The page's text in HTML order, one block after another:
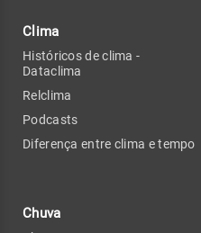
Clima
Históricos de clima -
Dataclima
Relclima
Podcasts
Diferença entre clima e tempo
Chuva